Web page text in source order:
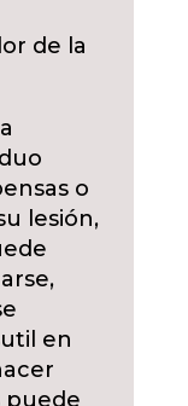
de la
o
lesión,
en
puede